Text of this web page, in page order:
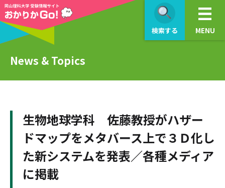
検索する MENU
News & Topics
生物地球学科 佐藤教授がハザー
ドマップをメタバース上で３Ｄ化し
た新システムを発表／各種メディア
に掲載